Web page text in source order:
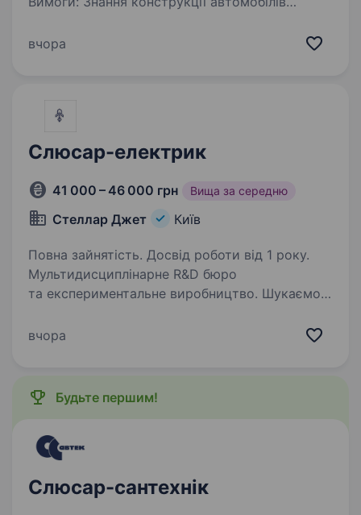
основ техніки безпеки, Орієнтація
вчора
Слюсар-електрик
41 000 – 46 000 грн Вища за середню
Стеллар Джет Київ
Повна зайнятість. Досвід роботи від 1 року.
Мультидисциплінарне R&D бюро
та експериментальне виробництво. Шукаємо
та передмістя БРОНЮЄМО з першого дня
вчора
Будьте першим!
Слюсар-сантехнік